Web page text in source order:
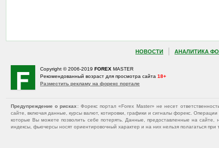
НОВОСТИ АНАЛИТИКА
Copyright © 2006-2019 FOREX MASTER
Рекомендованный возраст для просмотра сайта 18+
Разместить рекламу на форекс портале
Предупреждение о рисках : Форекс портал «Forex Master» не несет
сайте, включая данные, курсы валют, котировки, графики и сигналы форекс.
которые Вы можете позволить себе потерять. Данные, предоставленные на
индексы, фьючерсы носят ориентировочный характер и на них нельзя полагаться при